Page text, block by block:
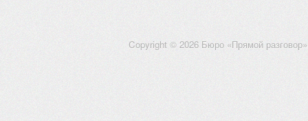
Copyright © 2026 Бюро «Прямой